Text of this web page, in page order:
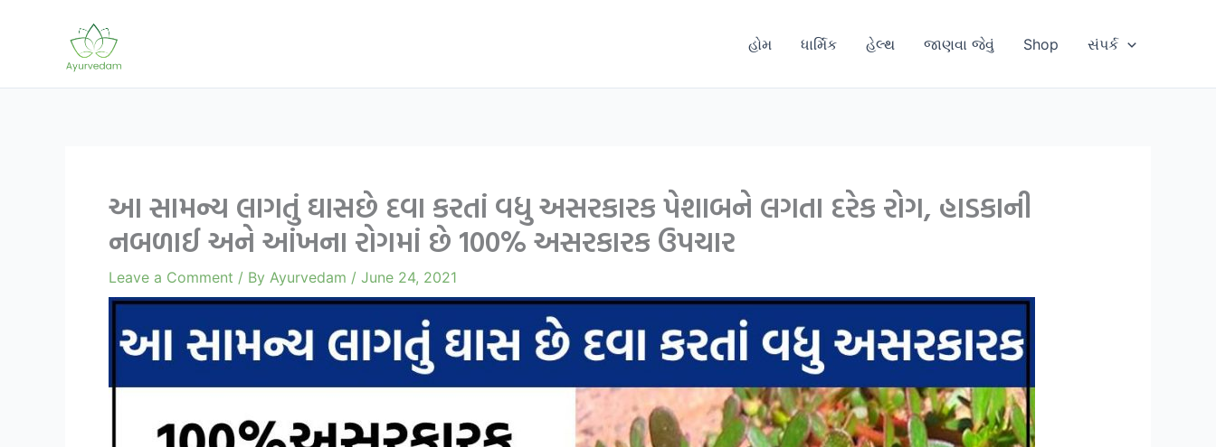
હોમ ધાર્મિક હેલ્થ જાણવા જેવું Shop સંપર્ક
આ સામન્ય લાગતું ઘાસછે દવા કરતાં વધુ અસરકારક પેશાબને લગતા દરેક રોગ, હાડકાની
નબળાઈ અને આંખના રોગમાં છે 100% અસરકારક ઉપચાર
Leave a Comment / By Ayurvedam / June 24, 2021